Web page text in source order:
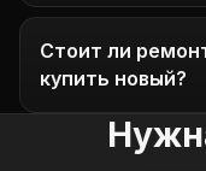
Стоит ли
купить новый?